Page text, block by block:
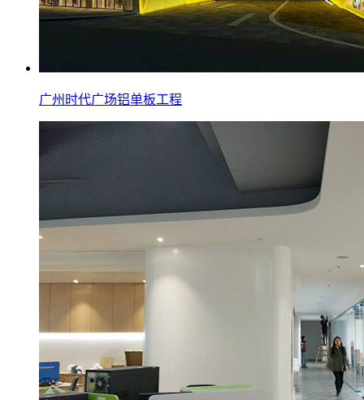
广州时代广场铝单板工程